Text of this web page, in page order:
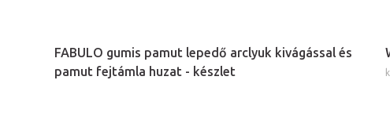
FABULO gumis pamut lepedő arclyuk kivágással és
pamut fejtámla huzat - készlet